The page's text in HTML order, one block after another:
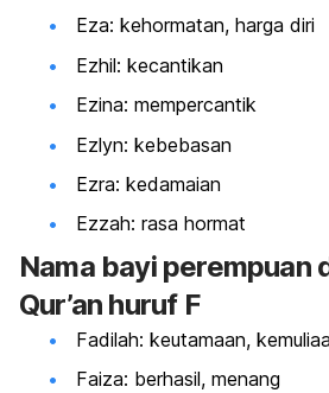
Eza: kehormatan, harga diri
Ezhil: kecantikan
Ezina: mempercantik
Ezlyn: kebebasan
Ezra: kedamaian
Ezzah: rasa hormat
Nama bayi perempuan
Qur’an huruf F
Fadilah: keutamaan,
Faiza: berhasil, menang